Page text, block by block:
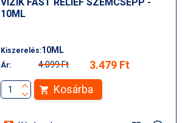
10ML
Kiszerelés:10ML
Ár: 4.099 Ft
3.479 Ft
Kosárba